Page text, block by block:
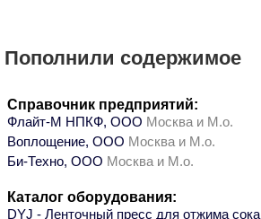
Пополнили содержимое
Справочник предприятий:
Флайт-М НПКФ, ООО Москва и М.о.
Воплощение, ООО Москва и М.о.
Би-Техно, ООО Москва и М.о.
Каталог оборудования:
DYJ - Ленточный пресс для отжима сока